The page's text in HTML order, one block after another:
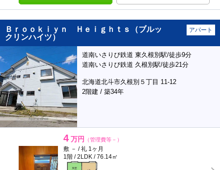
Ｂｒｏｏｋｉｙｎ Ｈｅｉｇｈｔｓ（ブルッ
クリンハイツ）
アパート
道南いさりび鉄道 東久根別駅/徒歩9分
道南いさりび鉄道 久根別駅/徒歩21分
北海道北斗市久根別５丁目 11-12
2階建 / 築34年
4 万円 （管理費等－）
敷 － / 礼 1ヶ月
1階 / 2LDK / 76.14㎡